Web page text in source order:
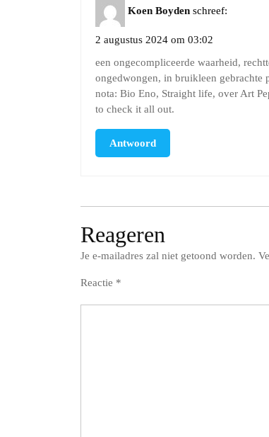
Koen Boyden schreef:
2 augustus 2024 om 03:02
een ongecompliceerde waarheid,
ongedwongen, in bruikleen gebrachte
nota: Bio Eno, Straight life, over Art
to check it all out.
Antwoord
Reageren
Je e-mailadres zal niet getoond worden.
Reactie *